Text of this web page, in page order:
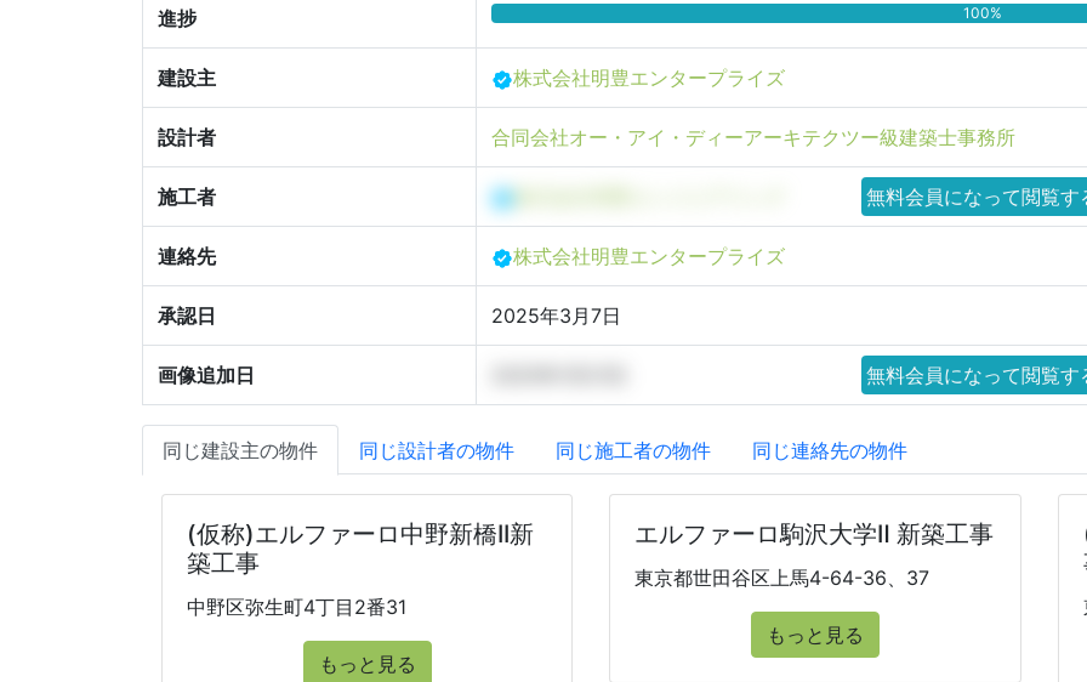
進捗 100%
建設主 株式会社明豊エンタープライズ
設計者 合同会社オー・アイ・ディーアーキテクツー級建築士事務所
施工者 無料会員になって閲覧す
連絡先 株式会社明豊エンタープライズ
承認日 2025年3月7日
画像追加日 無料会員になって閲覧す
同じ建設主の物件 同じ設計者の物件 同じ施工者の物件 同じ連絡先の物件
(仮称)エルファーロ中野新橋II新
築工事
中野区弥生町4丁目2番31
もっと見る
エルファーロ駒沢大学Ⅱ 新築工事
東京都世田谷区上馬4-64-36、37
もっと見る